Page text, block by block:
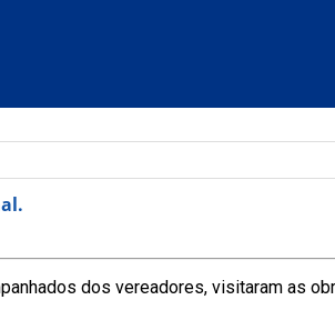
dos vereadores, visitaram as